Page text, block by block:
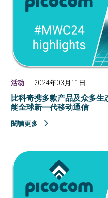
活动 2024年03月11日
比科奇携多款产品及众多
能全球新一代移动通信
閱讀更多